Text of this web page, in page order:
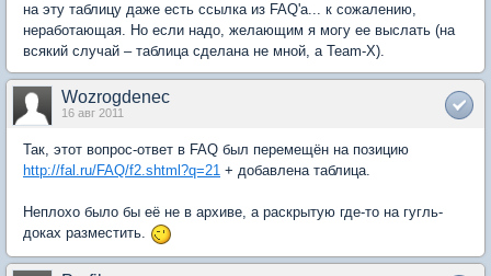
на эту таблицу даже есть ссылка из FAQ'а... к сожалению,
неработающая. Но если надо, желающим я могу ее выслать (на
всякий случай – таблица сделана не мной, а Team-X).
Wozrogdenec
16 авг 2011
Так, этот вопрос-ответ в FAQ был перемещён на позицию
http://fal.ru/FAQ/f2.shtml?q=21 + добавлена таблица.
Неплохо было бы её не в архиве, а раскрытую где-то на гугль-
доках разместить.